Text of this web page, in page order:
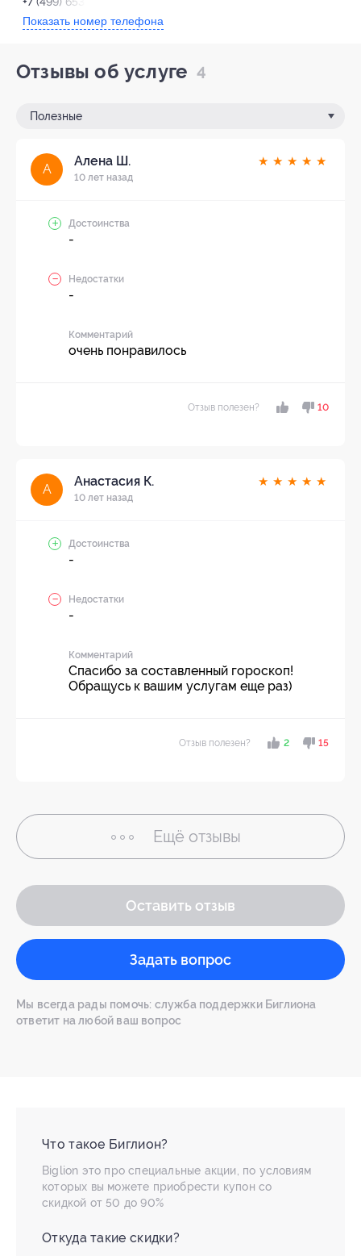
Показать номер телефона
Отзывы об услуге 4
Полезные
А
Алена Ш.
10 лет назад
★ ★ ★ ★ ★
Достоинства
-
Недостатки
-
Комментарий
очень понравилось
Отзыв полезен? 10
А
Анастасия К.
10 лет назад
★ ★ ★ ★ ★
Достоинства
-
Недостатки
-
Комментарий
Спасибо за составленный гороскоп!
Обращусь к вашим услугам еще раз)
Отзыв полезен? 2 15
Ещё отзывы
Оставить отзыв
Задать вопрос
Мы всегда рады помочь: служба поддержки Биглиона
ответит на любой ваш вопрос
Что такое Биглион?
Biglion это про специальные акции, по условиям
которых вы можете приобрести купон со
скидкой от 50 до 90%
Откуда такие скидки?